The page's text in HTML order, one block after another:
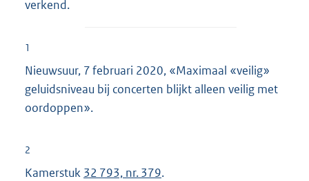
verkend.
1
Nieuwsuur, 7 februari 2020, «Maximaal «veilig»
geluidsniveau bij concerten blijkt alleen veilig met
oordoppen».
2
Kamerstuk 32 793, nr. 379.